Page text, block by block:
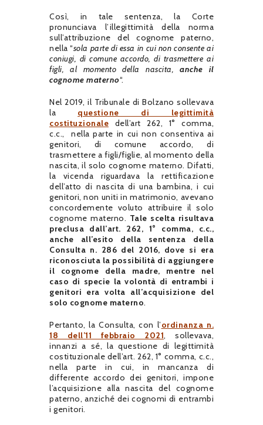
Così, in tale sentenza, la Corte
pronunciava l’illegittimità della norma
sull’attribuzione del cognome paterno,
nella “sola parte di essa in cui non consente ai
coniugi, di comune accordo, di trasmettere ai
figli, al momento della nascita,anche il
cognome materno“.
Nel 2019, il Tribunale di Bolzano sollevava
la questione di legittimità
costituzionale dell’art 262, 1° comma,
c.c.,
nella parte in cui non consentiva ai
genitori, di comune accordo, di
trasmettere a figli/figlie, al momento della
nascita, il solo cognome materno. Difatti,
la vicenda riguardava la rettificazione
dell’atto di nascita di una bambina, i cui
genitori, non uniti in matrimonio, avevano
concordemente voluto attribuire il solo
cognome materno. Tale scelta risultava
preclusa dall’art. 262, 1° comma, c.c.,
anche all’esito della sentenza della
Consulta n. 286 del 2016, dove si era
riconosciuta la possibilità di aggiungere
il cognome della madre, mentre nel
caso di specie la volontà di entrambi i
genitori era volta all’acquisizione del
solo cognome materno.
Pertanto, la Consulta, con l’ordinanza n.
18 dell’11 febbraio 2021, sollevava,
innanzi a sé, la questione di legittimità
costituzionale dell’art. 262, 1° comma, c.c.,
nella parte in cui, in mancanza di
differente accordo dei genitori, impone
l’acquisizione alla nascita del cognome
paterno, anziché dei cognomi di entrambi
i genitori.